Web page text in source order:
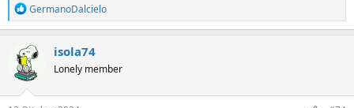
R
e
a
c
t
i
o
n
GermanoDalcielo
isola74
Lonely member